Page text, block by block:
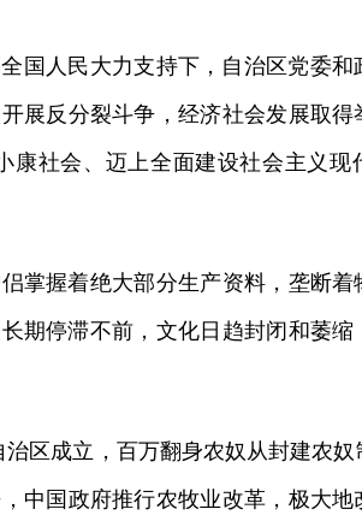
人民大力支持下，自治区党委和
展反分裂斗争，经济社会发展取得
社会、迈上全面建设社会主义现
握着绝大部分生产资料，垄断着
期停滞不前，文化日趋封闭和萎缩
区成立，百万翻身农奴从封建农奴
中国政府推行农牧业改革，极大地